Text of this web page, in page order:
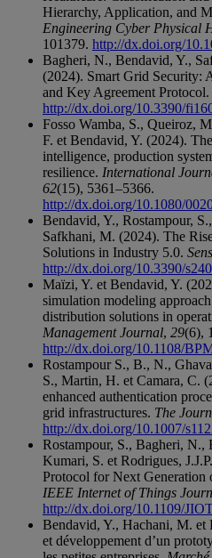
Hierarchy, Application, and
Engineering Cyber Physical
101379. http://dx.doi.org/
Bagheri, N., Bendavid, Y.,
(2024). Smart Grid Security:
and Key Agreement Protocol.
http://dx.doi.org/10.3390/
Fosso Wamba, S., Queiroz,
F. et Bendavid, Y. (2024).
intelligence, production
resilience. International
62(15), 5361–5366.
http://dx.doi.org/10.1080/
Bendavid, Y., Rostampour,
Safkhani, M. (2024). The
Solutions in Industry 5.0.
http://dx.doi.org/10.3390/
Maïzi, Y. et Bendavid, Y.
simulation modeling
distribution solutions in
Management Journal, 29(6),
http://dx.doi.org/10.1108/
Rostampour S., B., N.,
S., Martin, H. et Camara, C.
enhanced authentication
grid infrastructures. The
http://dx.doi.org/10.1007/
Rostampour, S., Bagheri,
Kumari, S. et Rodrigues,
Protocol for Next Generation
IEEE Internet of Things
http://dx.doi.org/10.1109/
Bendavid, Y., Hachani, M. et
et développement d’un